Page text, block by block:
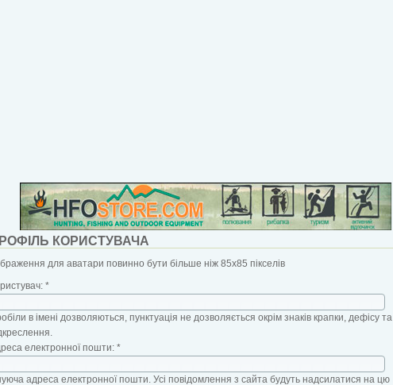
КОРИСТУВАЧА
для аватари повинно бути більше ніж 85x85 пікселів
*
в імені дозволяються, пунктуація не дозволяється окрім знаків крапки, дефісу та
електронної пошти: *
адреса електронної пошти. Усі повідомлення з сайта будуть надсилатися на цю